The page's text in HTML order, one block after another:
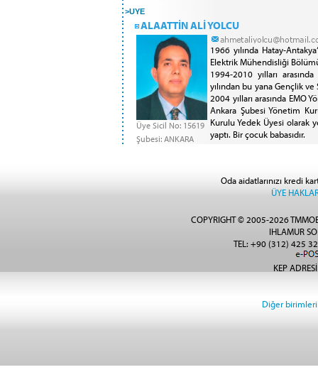
>UYE
ALAATTİN ALİ YOLCU
Üye Sicil No: 15619
Şubesi: ANKARA
1966 yılında Hatay-
Elektrik Mühendisliği
1994-2010 yılları
yılından bu yana Gençlik ve
2004 yılları arasında EMO
Ankara Şubesi Yönetim
Kurulu Yedek Üyesi olarak
yaptı. Bir çocuk babasıdır.
Oda aidatlarınızı kredi
ÜYE
COPYRIGHT © 2005-2026
IHLAMUR
TEL: +90 (312) 425
KEP
Diğer